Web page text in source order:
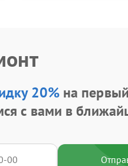
20%на
с вами в